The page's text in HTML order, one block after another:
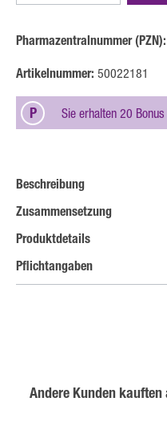
Pharmazentralnummer (PZN):
Artikelnummer: 50022181
P Sie erhalten 20
Beschreibung
Zusammensetzung
Produktdetails
Pflichtangaben
Produktgalerie überspringen
Andere Kunden kauften